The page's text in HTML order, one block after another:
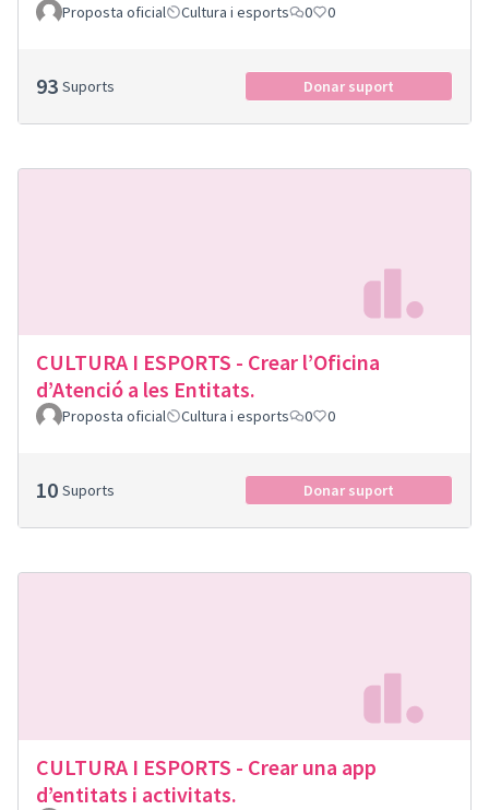
Proposta oficial Cultura i esports 0 0
93 Suports Donar suport
CULTURA I ESPORTS - Crear l’Oficina
d’Atenció a les Entitats.
Proposta oficial Cultura i esports 0 0
10 Suports Donar suport
CULTURA I ESPORTS - Crear una app
d’entitats i activitats.